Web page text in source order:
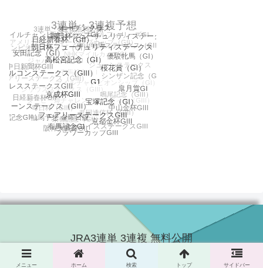
JRA3連単 3連複 無料公開
© 2016 JRA3連単 3連複 無料公開.
メニュー ホーム 検索 トップ サイドバー